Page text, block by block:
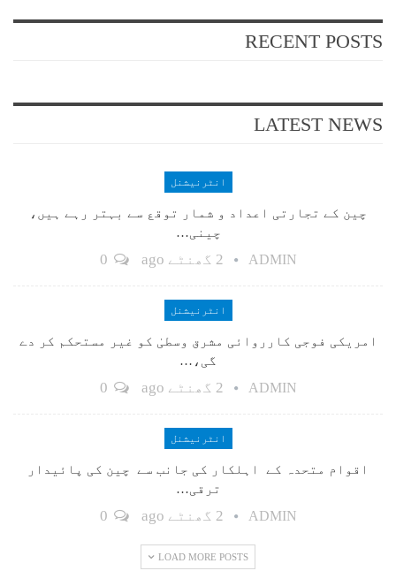
RECENT POSTS
LATEST NEWS
انٹرنیشنل
چین کے تجارتی اعداد و شمار توقع سے بہتر رہے ہیں،
چینی…
ADMIN 2 گھنٹے ago
انٹرنیشنل
امریکی فوجی کارروائی مشرق وسطیٰ کو غیر مستحکم کر دے
گی،…
ADMIN 2 گھنٹے ago
انٹرنیشنل
اقوام متحدہ کے اہلکار کی جانب سے چین کی پائیدار
ترقی…
ADMIN 2 گھنٹے ago
LOAD MORE POSTS